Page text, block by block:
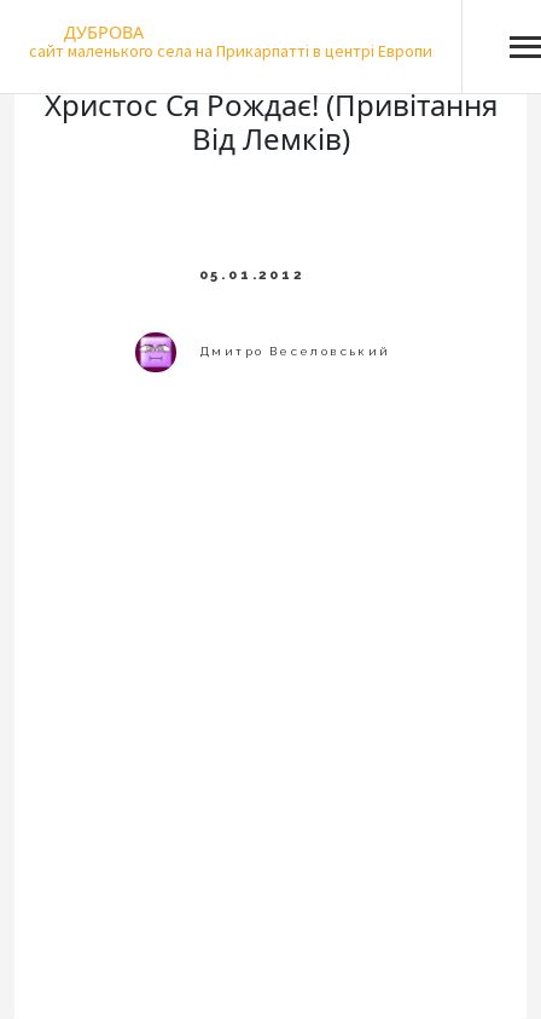
ДУБРОВА
сайт маленького села на Прикарпатті в центрі Европи
Христос Ся Рождає! (Привітання
Від Лемків)